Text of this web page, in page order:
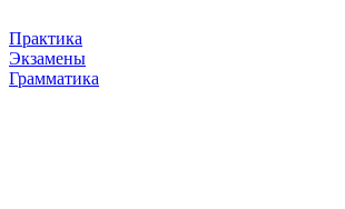
Практика
Экзамены
Грамматика